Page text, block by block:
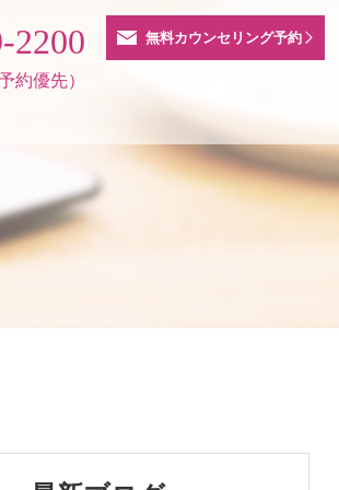
無料カウンセリング予約
2200
予約優先）